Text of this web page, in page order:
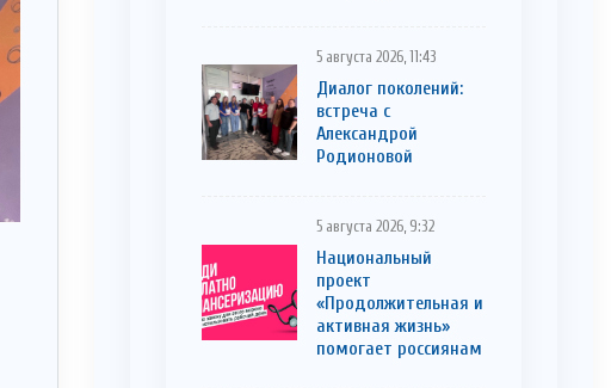
5 августа 2026, 11:43
Диалог поколений:
встреча с
Александрой
Родионовой
5 августа 2026, 9:32
Национальный
проект
«Продолжительная и
активная жизнь»
помогает россиянам